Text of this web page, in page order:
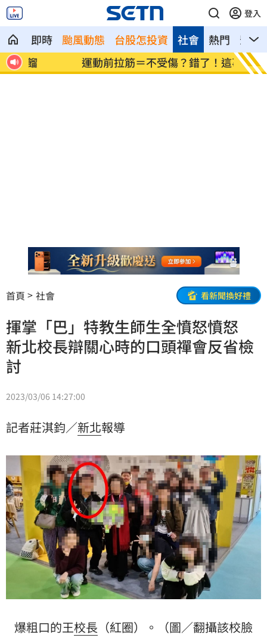
登入
即時 颱風動態 台股怎投資 熱門 影音
社會
運動前拉筋＝不受傷？錯了！這事才防傷
害
遭詐
首頁 社會 看新聞換好禮
揮掌「巴」特教生師生全憤怒憤怒
新北校長辯關心時的口頭禪會反省檢
討
2023/03/06 14:27:00
記者莊淇鈞／新北報導
爆粗口的王校長 （紅圈）。（圖／翻攝該校臉